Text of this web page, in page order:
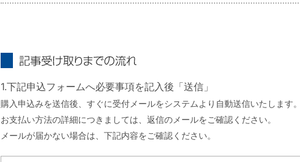
1.下記申込フォームへ必要事項を記入後「送信」
購入申込みを送信後、すぐに受付メールをシステムより自動送信いたします。
お支払い方法の詳細につきましては、返信のメールをご確認ください。
メールが届かない場合は、下記内容をご確認ください。